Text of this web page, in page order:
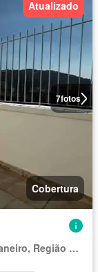
7fotos
Atualizado
Cobertura
Região Geográfica Imediata do Rio de Janeiro, Região Metropolitana do Rio de Janeiro